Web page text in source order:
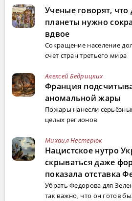
Ученые говорят, что
планеты нужно
вдвое
Сокращение население
счет стран третьего мира
Алексей Бедрицких
Франция
аномальной жары
Пожары нанесли
целых регионов
Михаил Нестерюк
Нацистское нутро
скрываться даже
показала отставка
Убрать Федорова для
так важно, что он готов